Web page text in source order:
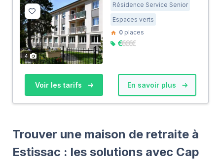
4
Résidence Service Senior
Espaces verts
0 places
Voir les tarifs En savoir plus
Trouver une maison de retraite à
Estissac : les solutions avec Cap